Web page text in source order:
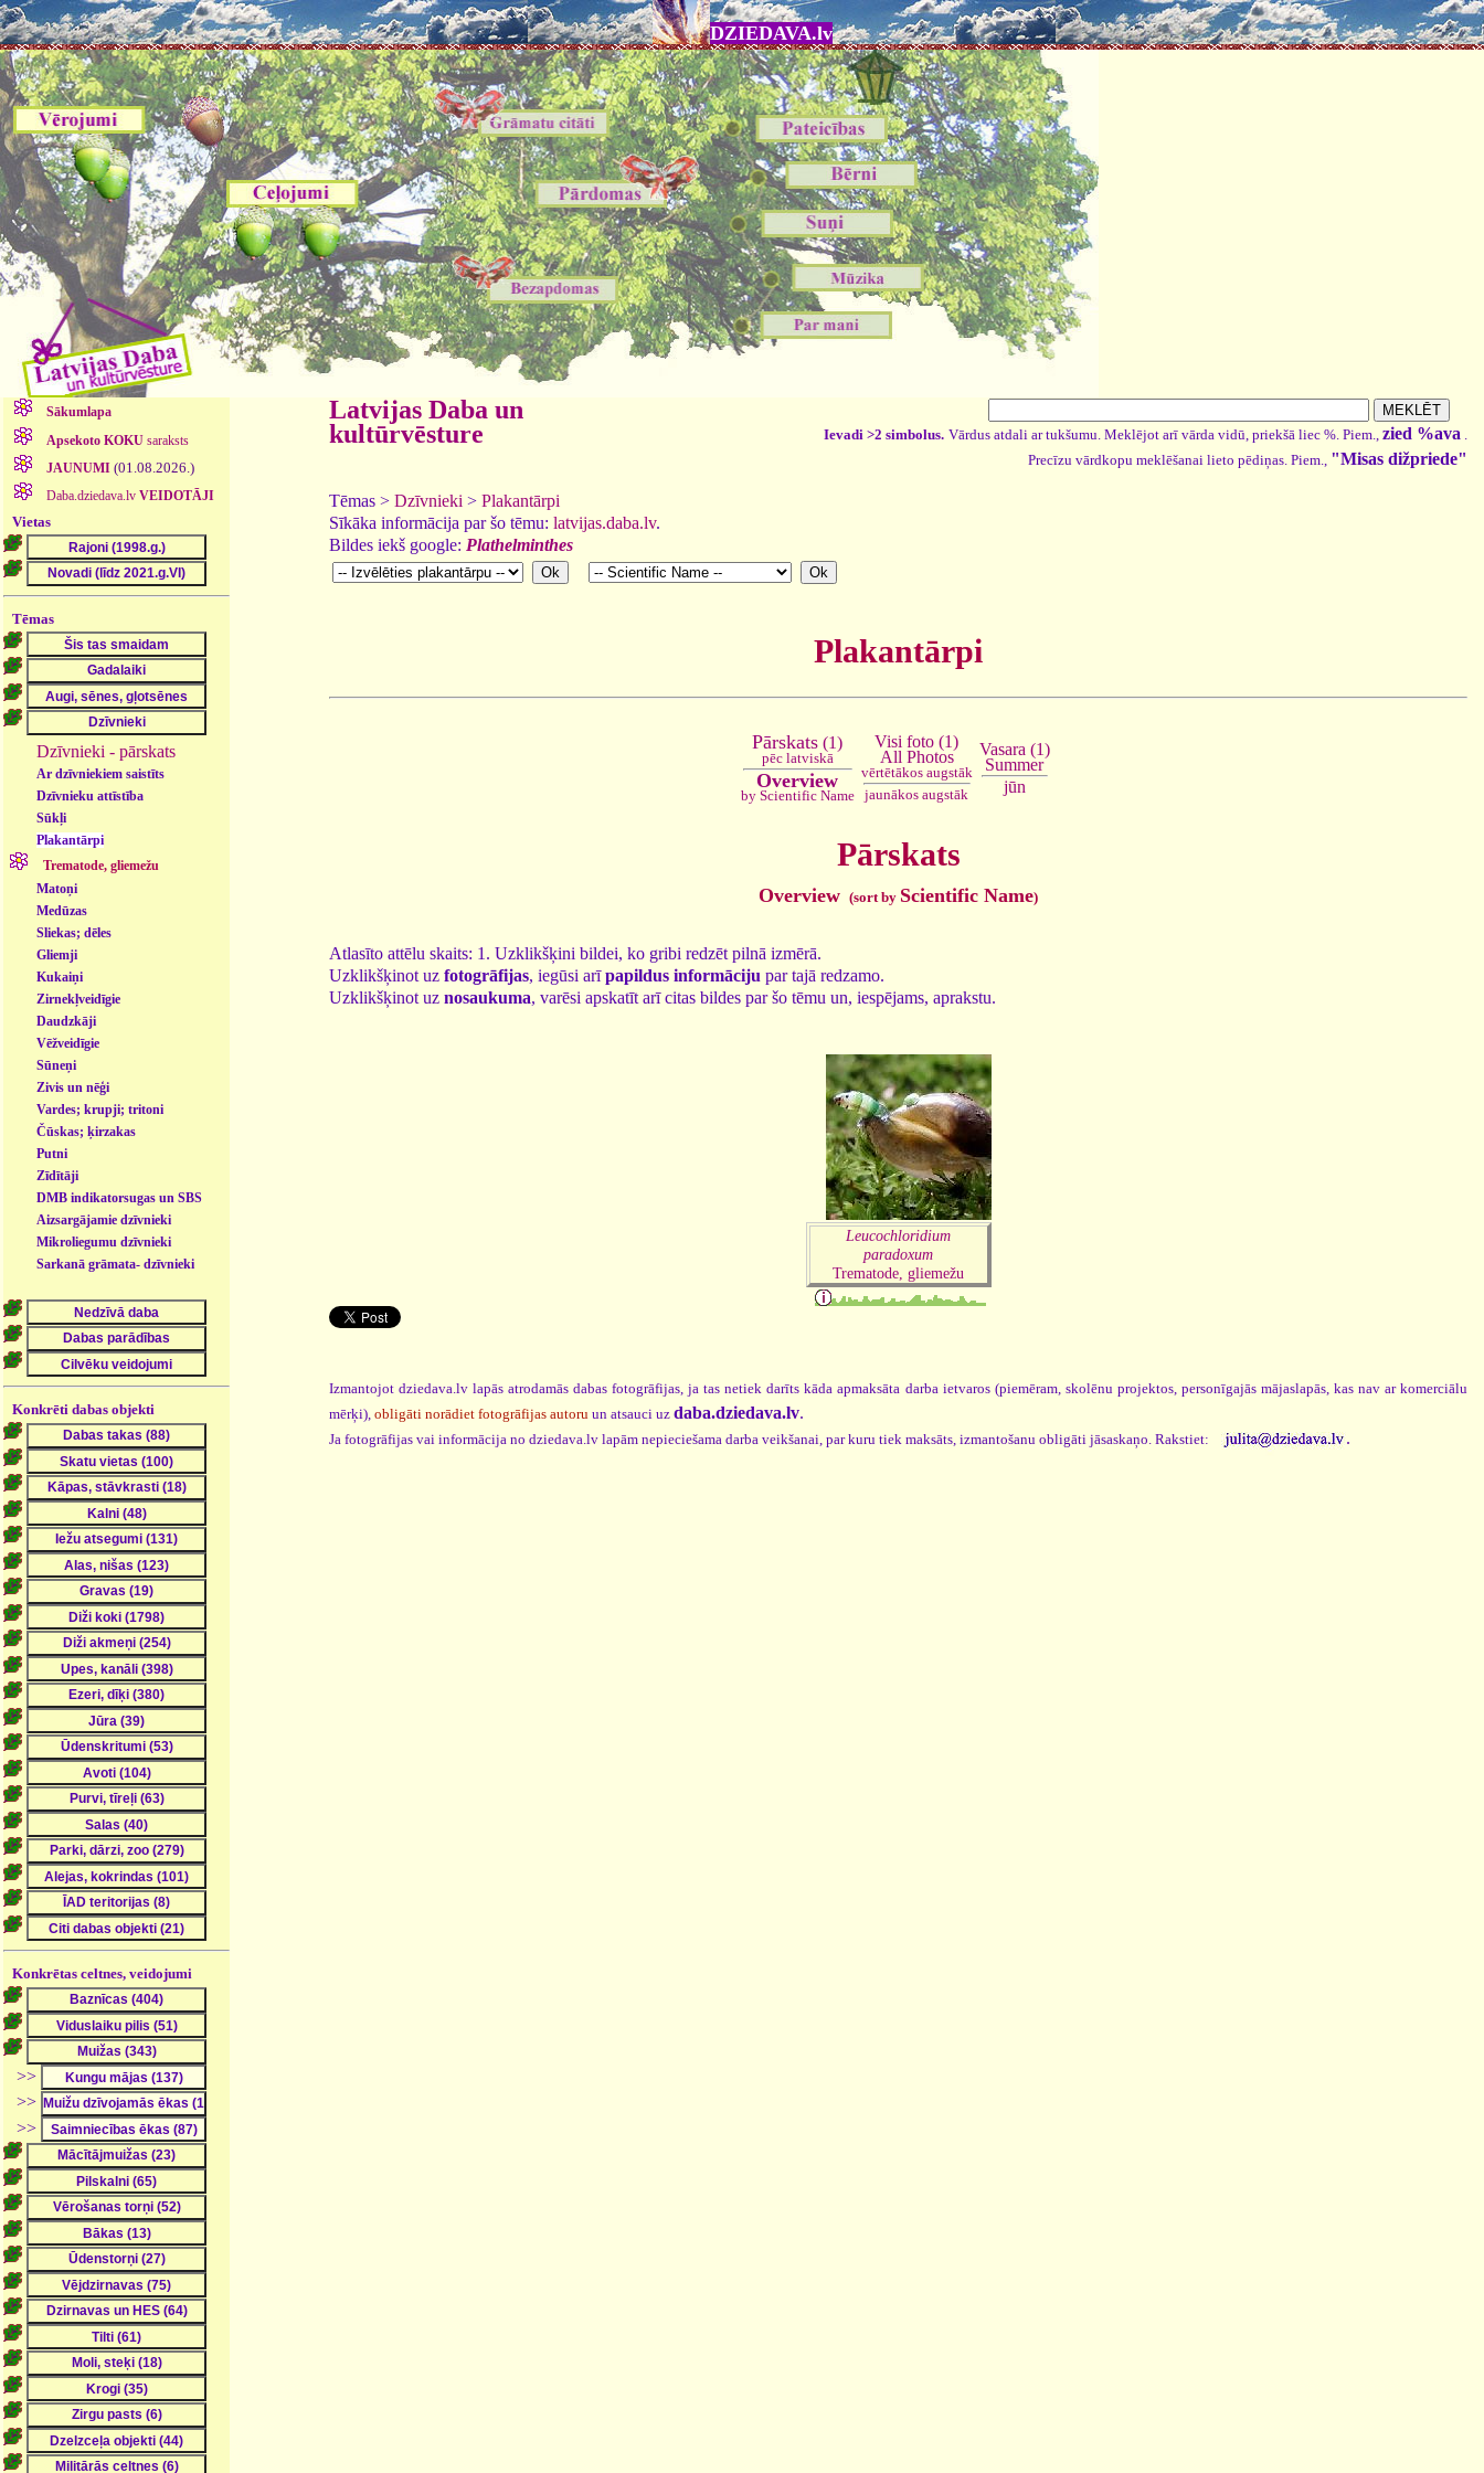
DZIEDAVA.lv
Sākumlapa
Apsekoto KOKUsaraksts
JAUNUMI (01.08.2026.)
Daba.dziedava.lv VEIDOTĀJI
Vietas
Tēmas
Dzīvnieki - pārskats
Ar dzīvniekiem saistīts
Dzīvnieku attīstība
Sūkļi
Plakantārpi
Trematode, gliemežu
Matoņi
Medūzas
Sliekas; dēles
Gliemji
Kukaiņi
Zirnekļveidīgie
Daudzkāji
Vēžveidīgie
Sūneņi
Zivis un nēģi
Vardes; krupji; tritoni
Čūskas; ķirzakas
Putni
Zīdītāji
DMB indikatorsugas un SBS
- dzīvnieki
Aizsargājamie dzīvnieki
Mikroliegumu dzīvnieki
Sarkanā grāmata- dzīvnieki
Konkrēti dabas objekti
Konkrētas celtnes, veidojumi
>>
>>
>>
Latvijas Daba un
kultūrvēsture
Ievadi >2 simbolus. Vārdus atdali ar tukšumu. Meklējot arī vārda vidū, priekšā liec %. Piem., zied %ava .
Precīzu vārdkopu meklēšanai lieto pēdiņas. Piem., "Misas dižpriede"
Tēmas > Dzīvnieki > Plakantārpi
Sīkāka informācija par šo tēmu: latvijas.daba.lv.
Bildes iekš google: Plathelminthes
Plakantārpi
Pārskats (1)
pēc latviskā
Overview
by Scientific Name
Visi foto (1)
All Photos
vērtētākos augstāk
jaunākos augstāk
Vasara (1)
Summer
jūn
Pārskats
Overview (sort by Scientific Name)
Atlasīto attēlu skaits: 1. Uzklikšķini bildei, ko gribi redzēt pilnā izmērā.
Uzklikšķinot uz fotogrāfijas, iegūsi arīpapildus informāciju par tajā redzamo.
Uzklikšķinot uz nosaukuma, varēsi apskatīt arī citas bildes par šo tēmu un, iespējams, aprakstu.
Leucochloridium
paradoxum
Trematode, gliemežu
Izmantojot dziedava.lv lapās atrodamās dabas fotogrāfijas, ja tas netiek darīts kāda apmaksāta darba ietvaros (piemēram, skolēnu projektos, personīgajās mājaslapās, kas nav ar komerciālu
mērķi), obligāti norādiet fotogrāfijas autoru un atsauci uz daba.dziedava.lv.
Ja fotogrāfijas vai informācija no dziedava.lv lapām nepieciešama darba veikšanai, par kuru tiek maksāts, izmantošanu obligāti jāsaskaņo. Rakstiet: .